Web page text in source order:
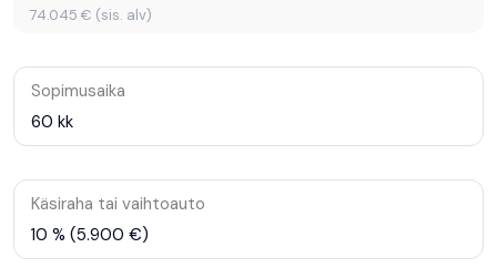
74.045 € (sis. alv)
Sopimusaika
60 kk
Käsiraha tai vaihtoauto
10 % (5.900 €)